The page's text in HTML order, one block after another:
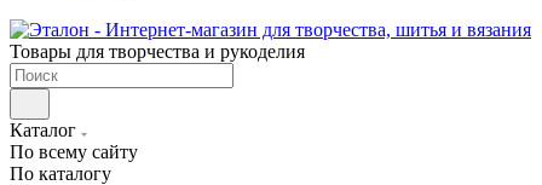
Товары для творчества и рукоделия
Каталог
По всему сайту
По каталогу